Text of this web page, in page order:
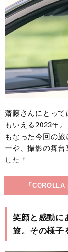
齋藤さんにとって
もいえる2023年
もなった今回の
ーや、撮影の舞
した！
「
笑顔と感動に
旅。その様子